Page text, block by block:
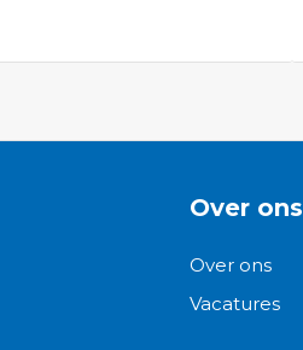
Over ons
Over ons
Vacatures